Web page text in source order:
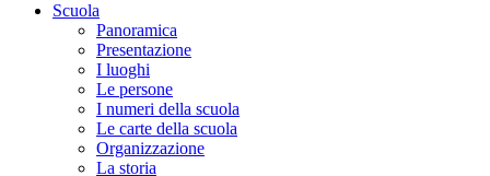
Scuola
Panoramica
Presentazione
I luoghi
Le persone
I numeri della scuola
Le carte della scuola
Organizzazione
La storia